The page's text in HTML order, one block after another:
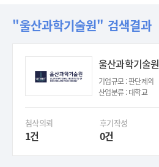
"울산과학기술원" 검색결과
울산과학기술원
기업규모 : 판단제외
산업분류 : 대학교
첨삭의뢰
1건
후기작성
0건